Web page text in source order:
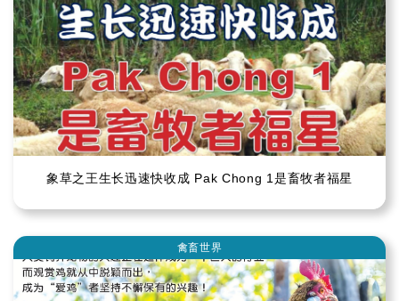
象草之王生长迅速快收成 Pak Chong 1是畜牧者福星
禽畜世界